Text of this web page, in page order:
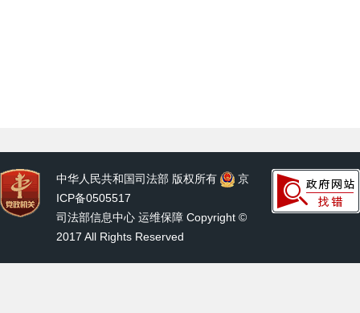
中华人民共和国司法部 版权所有
京
ICP备0505517
司法部信息中心 运维保障 Copyright ©
2017 All Rights Reserved